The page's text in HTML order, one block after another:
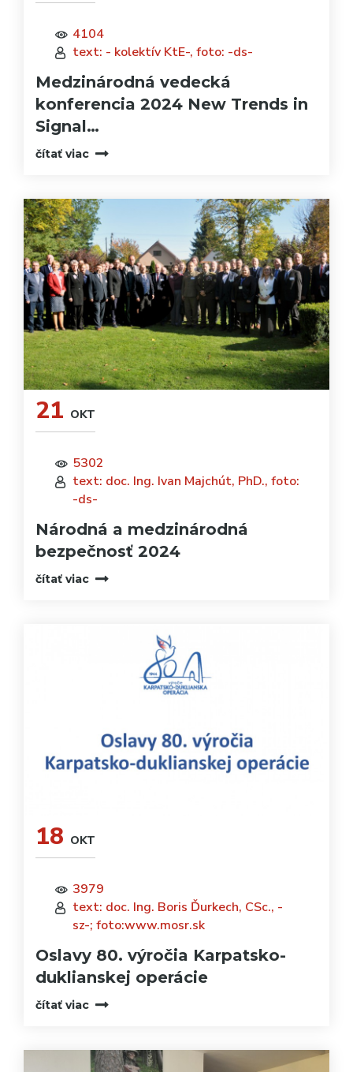
4104
text: - kolektív KtE-, foto: -ds-
Medzinárodná vedecká
konferencia 2024 New Trends in
Signal…
čítať viac
21 OKT
5302
text: doc. Ing. Ivan Majchút, PhD., foto:
-ds-
Národná a medzinárodná
bezpečnosť 2024
čítať viac
18 OKT
3979
text: doc. Ing. Boris Ďurkech, CSc., -
sz-; foto:www.mosr.sk
Oslavy 80. výročia Karpatsko-
duklianskej operácie
čítať viac